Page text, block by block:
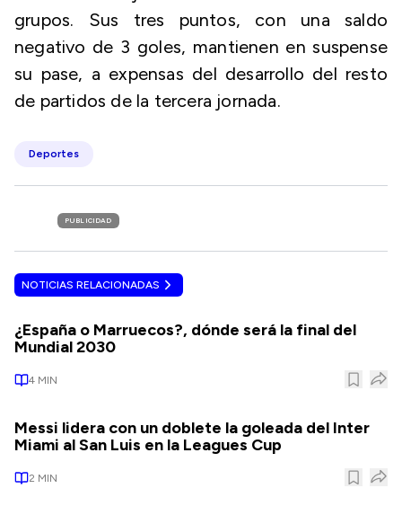
grupos. Sus tres puntos, con una saldo
negativo de 3 goles, mantienen en suspense
su pase, a expensas del desarrollo del resto
de partidos de la tercera jornada.
Deportes
PUBLICIDAD
NOTICIAS RELACIONADAS
¿España o Marruecos?, dónde será la final del
Mundial 2030
4 MIN
Messi lidera con un doblete la goleada del Inter
Miami al San Luis en la Leagues Cup
2 MIN